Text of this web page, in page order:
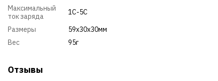
Максимальный
ток заряда
1C-5C
Размеры
59x30x30мм
Вес
95г
Отзывы